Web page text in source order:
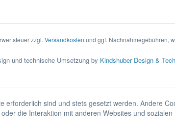
zzgl. Versandkosten und ggf. Nachnahmegebühren,
und technische Umsetzung by Kindshuber Design &
erforderlich sind und stets gesetzt werden. Andere
die Interaktion mit anderen Websites und sozialen